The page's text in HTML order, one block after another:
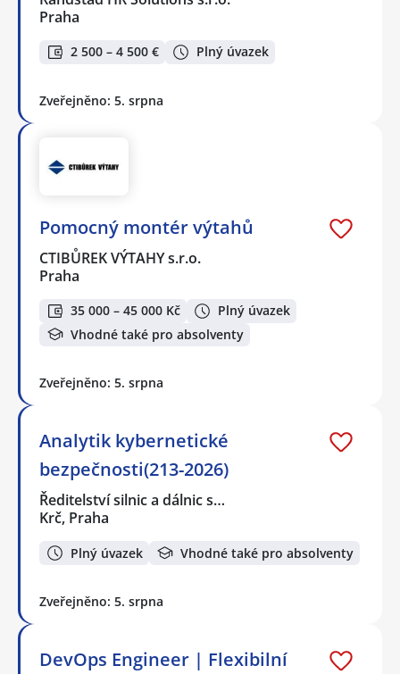
Praha
2 500 – 4 500 € Plný úvazek
Zveřejněno: 5. srpna
Pomocný montér výtahů
CTIBŮREK VÝTAHY s.r.o.
Praha
35 000 – 45 000 Kč
Plný úvazek
Vhodné také pro absolventy
Zveřejněno: 5. srpna
Analytik kybernetické
bezpečnosti(213-2026)
Ředitelství silnic a dálnic s…
Krč, Praha
Plný úvazek Vhodné také pro absolventy
Zveřejněno: 5. srpna
DevOps Engineer | Flexibilní